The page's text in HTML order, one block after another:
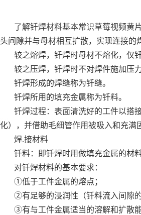
了解钎焊材料基本常识草莓视频黄
头间隙并与母材相互扩散，实现连接的
较之熔焊，钎焊时母材不熔化，仅
较之压焊，钎焊时不对焊件施加压
钎焊形成的焊缝称为钎缝。
钎焊所用的填充金属称为钎料。
钎焊过程：表面清洗好的工件以搭
化），并借助毛细管作用被吸入和充
焊.接材料
钎料：即钎焊时用做填充金属的材
对钎焊材料的基本要求：
①低于工件金属的熔点；
②有足够的浸润性（钎料流入间隙
③有与工件金属适当的溶解和扩散